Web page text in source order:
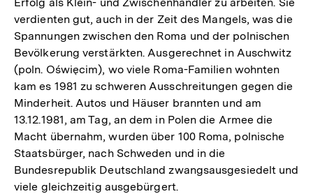
verdienten gut, auch in der Zeit des Mangels, was die
Spannungen zwischen den Roma und der polnischen
Bevölkerung verstärkten. Ausgerechnet in Auschwitz
(poln. Oświęcim), wo viele Roma-Familien wohnten
kam es 1981 zu schweren Ausschreitungen gegen die
Minderheit. Autos und Häuser brannten und am
13.12.1981, am Tag, an dem in Polen die Armee die
Macht übernahm, wurden über 100 Roma, polnische
Staatsbürger, nach Schweden und in die
Bundesrepublik Deutschland zwangsausgesiedelt und
viele gleichzeitig ausgebürgert.